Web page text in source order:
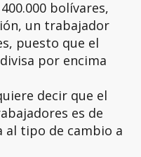
bolívares,
un trabajador
puesto que el
por encima
decir que el
es de
al tipo de cambio a